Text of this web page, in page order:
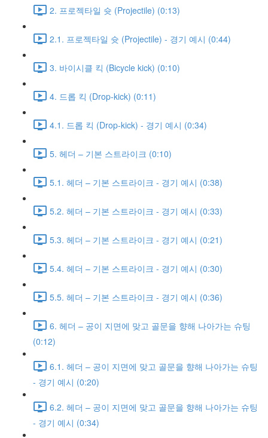
2. 프로젝타일 슛 (Projectile) (0:13)
2.1. 프로젝타일 슛 (Projectile) - 경기 예시 (0:44)
3. 바이시클 킥 (Bicycle kick) (0:10)
4. 드롭 킥 (Drop-kick) (0:11)
4.1. 드롭 킥 (Drop-kick) - 경기 예시 (0:34)
5. 헤더 – 기본 스트라이크 (0:10)
5.1. 헤더 – 기본 스트라이크 - 경기 예시 (0:38)
5.2. 헤더 – 기본 스트라이크 - 경기 예시 (0:33)
5.3. 헤더 – 기본 스트라이크 - 경기 예시 (0:21)
5.4. 헤더 – 기본 스트라이크 - 경기 예시 (0:30)
5.5. 헤더 – 기본 스트라이크 - 경기 예시 (0:36)
6. 헤더 – 공이 지면에 맞고 골문을 향해 나아가는 슈팅
(0:12)
6.1. 헤더 – 공이 지면에 맞고 골문을 향해 나아가는 슈팅
- 경기 예시 (0:20)
6.2. 헤더 – 공이 지면에 맞고 골문을 향해 나아가는 슈팅
- 경기 예시 (0:34)